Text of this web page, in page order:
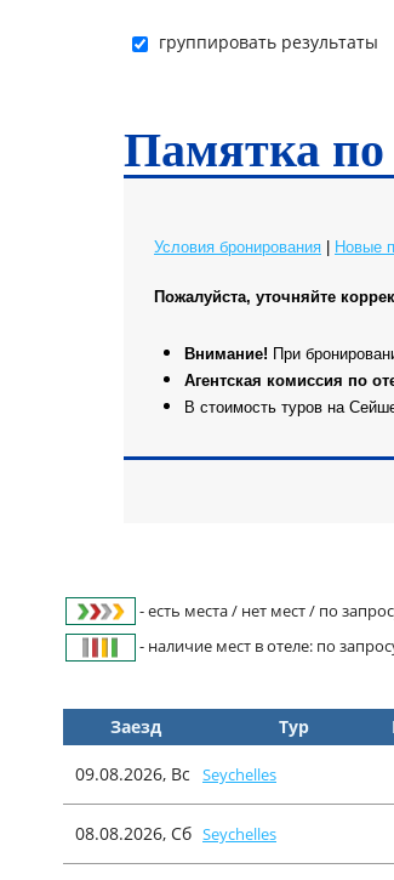
Сейшельские острова
группировать результаты
Памятка по
Условия бронирования Новые
Пожалуйста, уточняйте
Внимание! При
Агентская комиссия по
В стоимость туров на
- есть места / нет мест / по
- наличие мест в отеле: по
Заезд Тур
09.08.2026, Вс Seychelles
08.08.2026, Сб Seychelles